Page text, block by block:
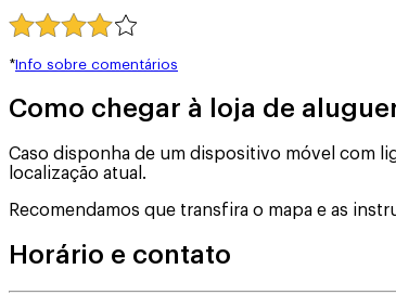
*Info sobre comentários
Como chegar à loja de
Caso disponha de um dispositivo móvel com
localização atual.
Recomendamos que transfira o mapa e as
Horário e contato